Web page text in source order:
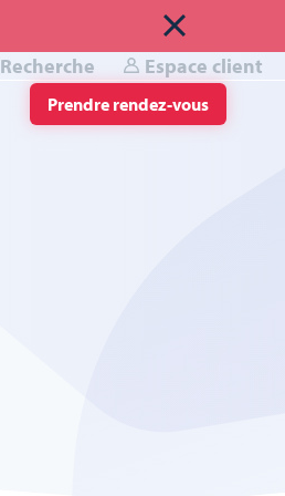
Recherche
Espace client
Prendre rendez-vous